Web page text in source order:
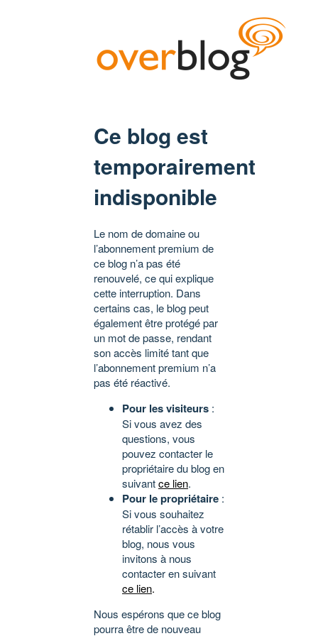
Ce blog est
temporairement
indisponible
Le nom de domaine ou
l’abonnement premium de
ce blog n’a pas été
renouvelé, ce qui explique
cette interruption. Dans
certains cas, le blog peut
également être protégé par
un mot de passe, rendant
son accès limité tant que
l’abonnement premium n’a
pas été réactivé.
Pour les visiteurs :
Si vous avez des
questions, vous
pouvez contacter le
propriétaire du blog en
suivantce lien.
Pour le propriétaire :
Si vous souhaitez
rétablir l’accès à votre
blog, nous vous
invitons à nous
contacter en suivant
ce lien.
Nous espérons que ce blog
pourra être de nouveau